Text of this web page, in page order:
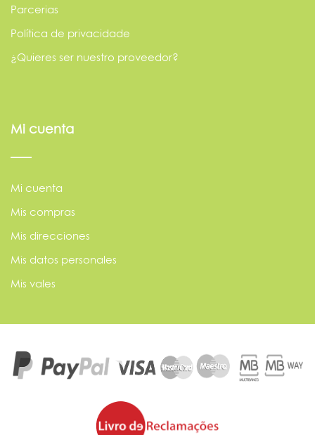
Parcerias
Política de privacidade
¿Quieres ser nuestro proveedor?
Mi cuenta
Mi cuenta
Mis compras
Mis direcciones
Mis datos personales
Mis vales